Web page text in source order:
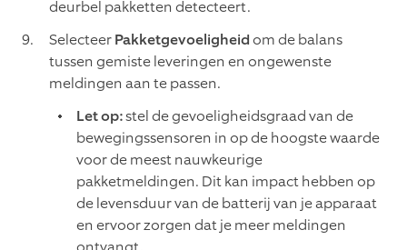
deurbel pakketten detecteert.
SelecteerPakketgevoeligheidom de balans
tussen gemiste leveringen en ongewenste
meldingen aan te passen.
Let op:stel de gevoeligheidsgraad van de
bewegingssensoren in op de hoogste waarde
voor de meest nauwkeurige
pakketmeldingen. Dit kan impact hebben op
de levensduur van de batterij van je apparaat
en ervoor zorgen dat je meer meldingen